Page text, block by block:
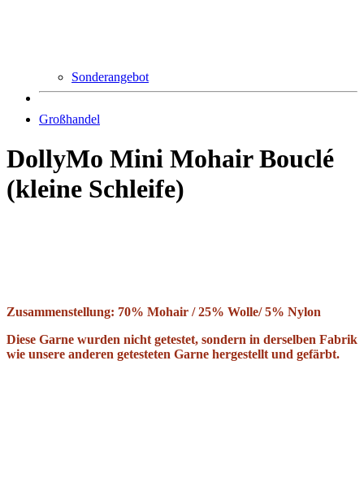
Sonderangebot
Großhandel
DollyMo Mini Mohair Bouclé
(kleine Schleife)
Zusammenstellung: 70% Mohair / 25% Wolle/ 5% Nylon
Diese Garne wurden nicht getestet, sondern in derselben Fabrik
wie unsere anderen getesteten Garne hergestellt und gefärbt.